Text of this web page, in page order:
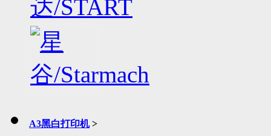
A3黑白打印机 >